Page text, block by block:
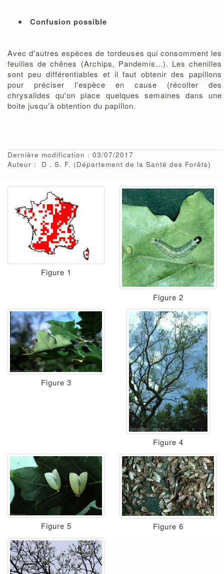
Confusion possible
Avec d'autres espèces de tordeuses qui consomment les
feuilles de chênes (Archips, Pandemis...). Les chenilles
sont peu différentiables et il faut obtenir des papillons
pour préciser l'espèce en cause (récolter des
chrysalides qu'on place quelques semaines dans une
boite jusqu'à obtention du papillon.
Dernière modification : 03/07/2017
Auteur :
D S. F. (Département de la Santé des Forêts)
Figure 1
Figure 2
Figure 3
Figure 4
Figure 5 Figure 6